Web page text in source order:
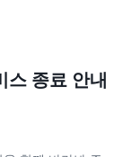
종료 안내